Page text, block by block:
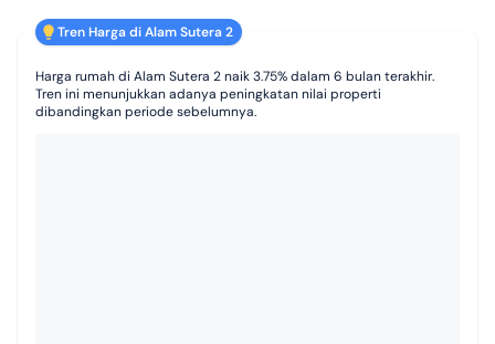
Tren Harga di Alam Sutera 2
Harga rumah di Alam Sutera 2 naik 3.75% dalam 6 bulan terakhir.
Tren ini menunjukkan adanya peningkatan nilai properti
dibandingkan periode sebelumnya.